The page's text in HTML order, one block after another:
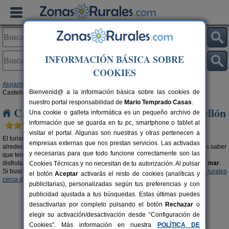
Alojamientos
Castellón
Casas rurales cerca de la playa en Castellón
El turismo rural es mucho más que bellos parajes y una bonita naturaleza
alrededor. Si buscascasas rurales cerca de la playa en Castellóndebes saber
que tenemos una amplia oferta donde elegir. Alojamientos rurales donde
disfrutar de la belleza que nos proporciona la naturaleza y elencanto del mar.
Si buscas un contraste diferente, te recomendamos visitar nuestrascasas rurales
cerca de la nieve en Castellón
INFORMACIÓN BÁSICA SOBRE
COOKIES
Bienvenid@ a la información básica sobre las cookies de
nuestro portal responsabilidad de Mario Temprado Casas.
Una cookie o galleta informática es un pequeño archivo de
información que se guarda en tu pc, smartphone o tablet al
visitar el portal. Algunas son nuestras y otras pertenecen a
empresas externas que nos prestan servicios. Las activadas
y necesarias para que todo funcione correctamente son las
Cookies Técnicas y no necesitan de tu autorización. Al pulsar
el botónAceptar activarás el resto de cookies (analíticas y
publicitarias), personalizadas según tus preferencias y con
publicidad ajustada a tus búsquedas. Estas últimas puedes
desactivarlas por completo pulsando el botón Rechazar o
elegir su activación/desactivación desde “Configuración de
Cookies”. Más información en nuestra
POLÍTICA DE